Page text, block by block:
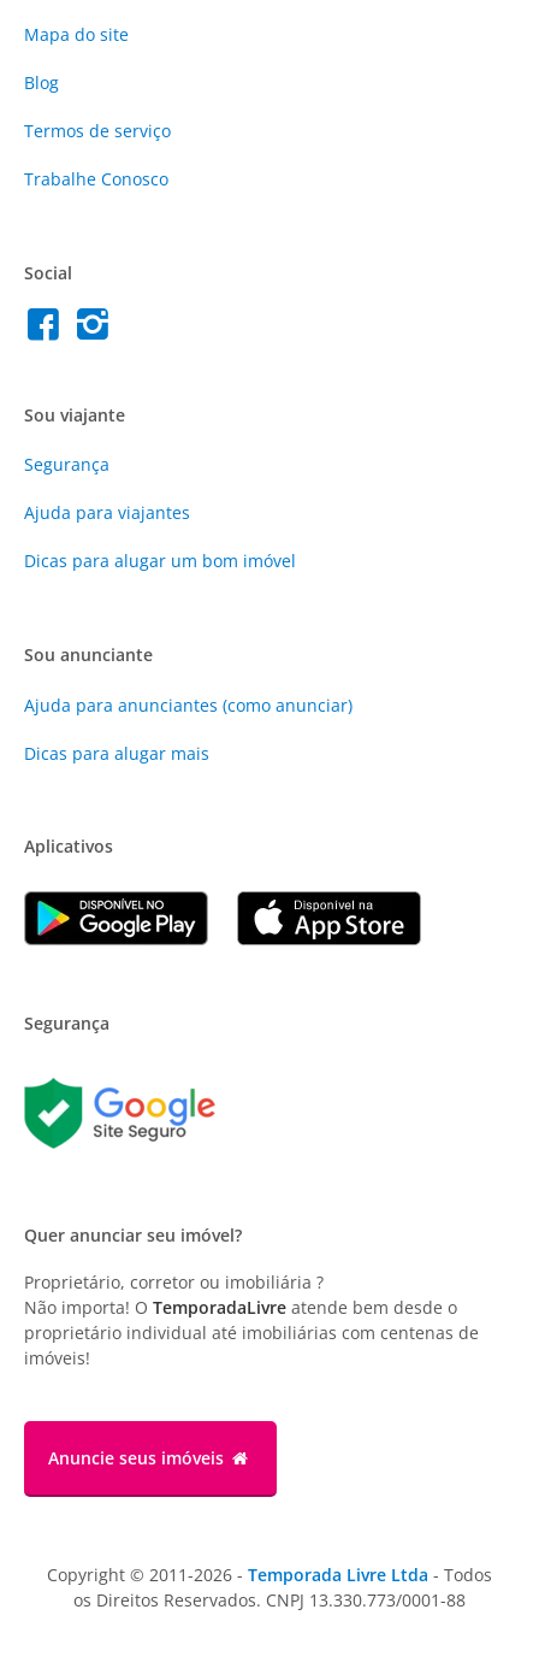
Mapa do site
Blog
Termos de serviço
Trabalhe Conosco
Social
Sou viajante
Segurança
Ajuda para viajantes
Dicas para alugar um bom imóvel
Sou anunciante
Ajuda para anunciantes (como anunciar)
Dicas para alugar mais
Aplicativos
Segurança
Quer anunciar seu imóvel?
Proprietário, corretor ou imobiliária ?
Não importa! O TemporadaLivre atende bem desde o
proprietário individual até imobiliárias com centenas de
imóveis!
Anuncie seus imóveis
Copyright © 2011-2026 - Temporada Livre Ltda - Todos
os Direitos Reservados. CNPJ 13.330.773/0001-88